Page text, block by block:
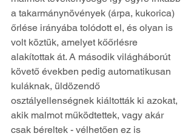
a takarmánynövények (árpa, kukorica)
őrlése irányába tolódott el, és olyan is
volt köztük, amelyet kőőrlésre
alakítottak át. A második világháborút
követő években pedig automatikusan
kuláknak, üldözendő
osztályellenségnek kiáltották ki azokat,
akik malmot működtettek, vagy akár
csak béreltek - vélhetően ez is